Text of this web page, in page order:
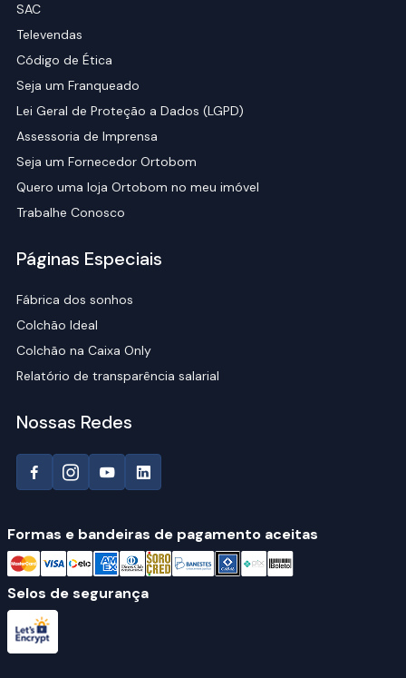
SAC
Televendas
Código de Ética
Seja um Franqueado
Lei Geral de Proteção a Dados (LGPD)
Assessoria de Imprensa
Seja um Fornecedor Ortobom
Quero uma loja Ortobom no meu imóvel
Trabalhe Conosco
Páginas Especiais
Fábrica dos sonhos
Colchão Ideal
Colchão na Caixa Only
Relatório de transparência salarial
Nossas Redes
Formas e bandeiras de pagamento aceitas
Selos de segurança